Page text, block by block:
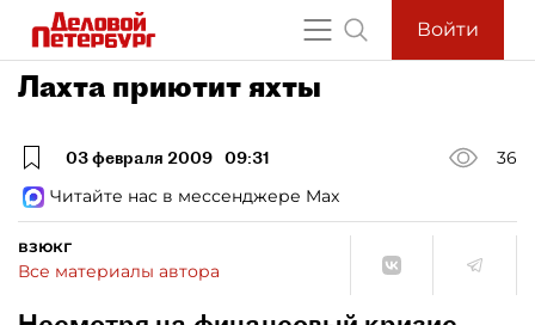
Войти
Лахта приютит яхты
03 февраля 2009 09:31
36
Читайте нас в мессенджере Max
взюкг
Все материалы автора